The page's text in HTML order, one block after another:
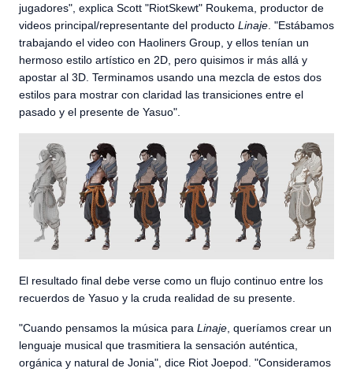
jugadores", explica Scott "RiotSkewt" Roukema, productor de
videos principal/representante del producto Linaje . "Estábamos
trabajando el video con Haoliners Group, y ellos tenían un
hermoso estilo artístico en 2D, pero quisimos ir más allá y
apostar al 3D. Terminamos usando una mezcla de estos dos
estilos para mostrar con claridad las transiciones entre el
pasado y el presente de Yasuo".
El resultado final debe verse como un flujo continuo entre los
recuerdos de Yasuo y la cruda realidad de su presente.
"Cuando pensamos la música para Linaje , queríamos crear un
lenguaje musical que trasmitiera la sensación auténtica,
orgánica y natural de Jonia", dice Riot Joepod. "Consideramos